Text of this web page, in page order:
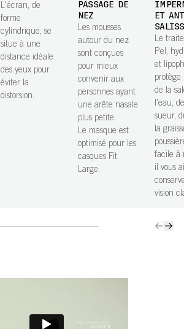
L'écran, de
forme
cylindrique, se
situe à une
distance idéale
des yeux pour
éviter la
distorsion.
PASSAGE DE
NEZ
Les mousses
autour du nez
sont conçues
pour mieux
convenir aux
personnes ayant
une arête nasale
plus petite.
Le masque est
optimisé pour les
casques Fit
Large.
ET
Le
Pel,
et
de la
l'eau,
sueur,
la
facile à
il vous
vision